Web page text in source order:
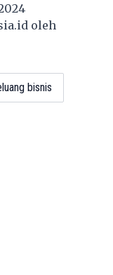
oleh
bisnis